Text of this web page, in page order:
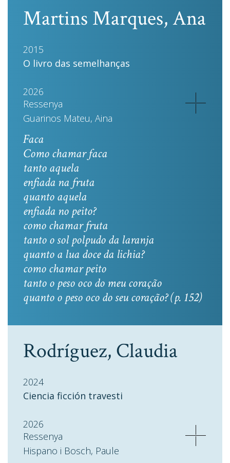
Martins Marques, Ana
2015
O livro das semelhanças
2026
Ressenya
Guarinos Mateu, Aina
Faca
Como chamar faca
tanto aquela
enfiada na fruta
quanto aquela
enfiada no peito?
como chamar fruta
tanto o sol polpudo da laranja
quanto a lua doce da lichia?
como chamar peito
tanto o peso oco do meu coração
quanto o peso oco do seu coração? (p. 152)
Rodríguez, Claudia
2024
Ciencia ficción travesti
2026
Ressenya
Hispano i Bosch, Paule